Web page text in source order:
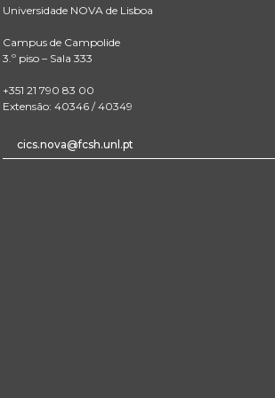
Universidade NOVA de Lisboa
Campus de Campolide
3.º piso – Sala 333
+351 21 790 83 00
Extensão: 40346 / 40349
cics.nova@fcsh.unl.pt